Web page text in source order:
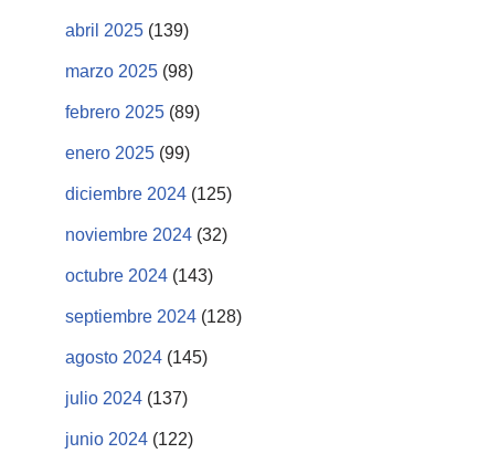
abril 2025 (139)
marzo 2025 (98)
febrero 2025 (89)
enero 2025 (99)
diciembre 2024 (125)
noviembre 2024 (32)
octubre 2024 (143)
septiembre 2024 (128)
agosto 2024 (145)
julio 2024 (137)
junio 2024 (122)